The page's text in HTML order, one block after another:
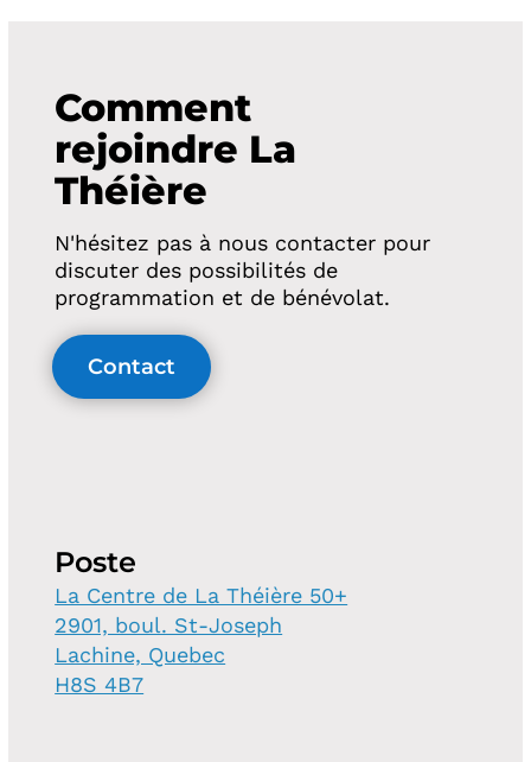
Comment
rejoindre La
Théière
N'hésitez pas à nous contacter pour
discuter des possibilités de
programmation et de bénévolat.
Contact
Poste
La Centre de La Théière 50+
2901, boul. St-Joseph
Lachine, Quebec
H8S 4B7